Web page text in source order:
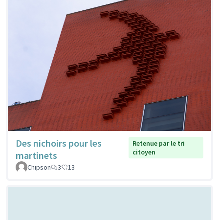
Des nichoirs pour les
martinets
Retenue par le tri
citoyen
Chipson
3 13